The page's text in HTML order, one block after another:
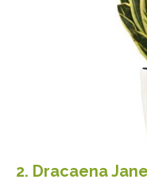
2. Dracaena